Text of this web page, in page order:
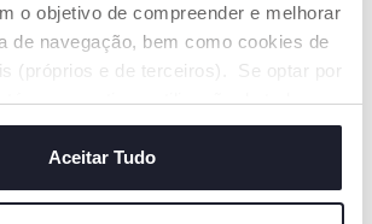
o objetivo de compreender e melhorar
de navegação, bem como cookies de
(próprios e de terceiros). Se optar por
a consentir na utilização de todos os
saber mais, alterar ou revogar o
todos ou de alguns cookies, clique em
Ao fechar este aviso, está a
Aceitar Tudo
CONSELHOS